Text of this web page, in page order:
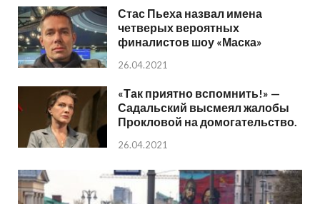
Стас Пьеха назвал имена
четверых вероятных
финалистов шоу «Маска»
26.04.2021
«Так приятно вспомнить!» —
Садальский высмеял жалобы
Прокловой на домогательство.
26.04.2021